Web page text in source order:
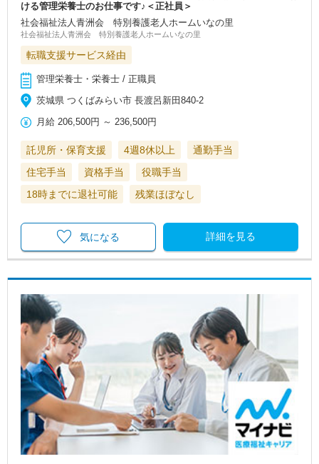
ける管理栄養士のお仕事です♪＜正社員＞
社会福祉法人青洲会 特別養護老人ホームいなの里
社会福祉法人青洲会 特別養護老人ホームいなの里
転職支援サービス経由
管理栄養士・栄養士 / 正職員
茨城県 つくばみらい市 長渡呂新田840-2
月給 206,500円 ～ 236,500円
託児所・保育支援 4週8休以上
通勤手当
住宅手当
資格手当
役職手当
18時までに退社可能
残業ほぼなし
詳細を見る
気になる